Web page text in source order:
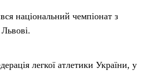
національний чемпіонат з
легкої атлетики України, у